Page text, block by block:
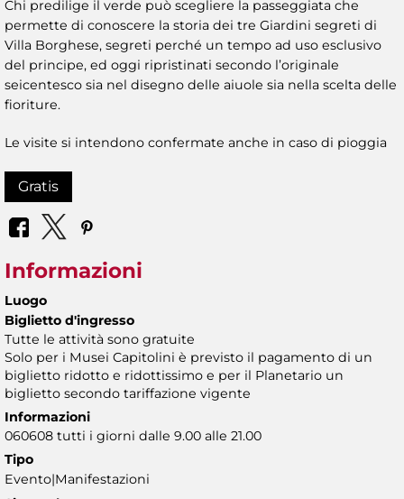
Chi predilige il verde può scegliere la passeggiata che
permette di conoscere la storia dei tre Giardini segreti di
Villa Borghese, segreti perché un tempo ad uso esclusivo
del principe, ed oggi ripristinati secondo l’originale
seicentesco sia nel disegno delle aiuole sia nella scelta delle
fioriture.
Le visite si intendono confermate anche in caso di pioggia
Gratis
Informazioni
Luogo
Biglietto d'ingresso
Tutte le attività sono gratuite
Solo per i Musei Capitolini è previsto il pagamento di un
biglietto ridotto e ridottissimo e per il Planetario un
biglietto secondo tariffazione vigente
Informazioni
060608 tutti i giorni dalle 9.00 alle 21.00
Tipo
Evento|Manifestazioni